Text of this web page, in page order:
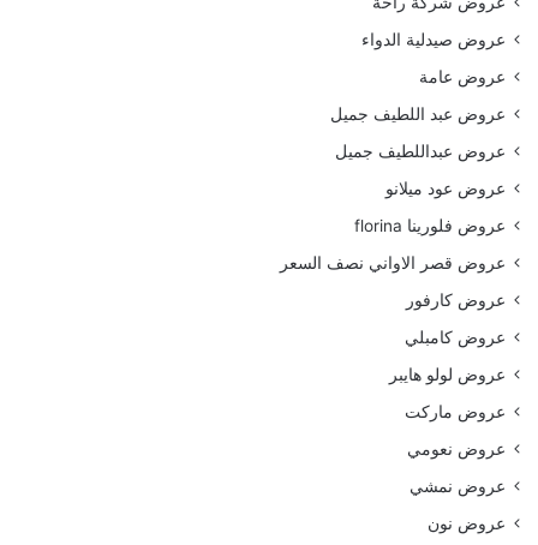
عروض صيدلية الدواء
عروض عامة
عروض عبد اللطيف جميل
عروض عبداللطيف جميل
عروض عود ميلانو
عروض فلورينا florina
عروض قصر الاواني نصف السعر
عروض كارفور
عروض كامبلي
عروض لولو هايبر
عروض ماركت
عروض نعومي
عروض نمشي
عروض نون